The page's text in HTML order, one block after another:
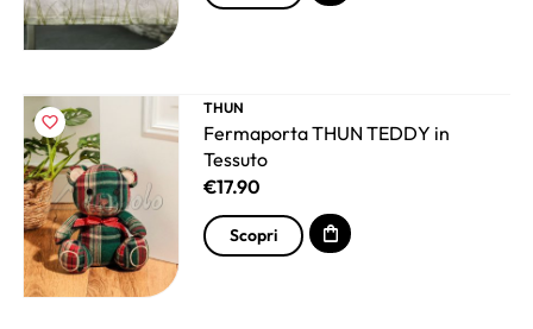
THUN
Fermaporta THUN TEDDY in
Tessuto
€17.90
Scopri